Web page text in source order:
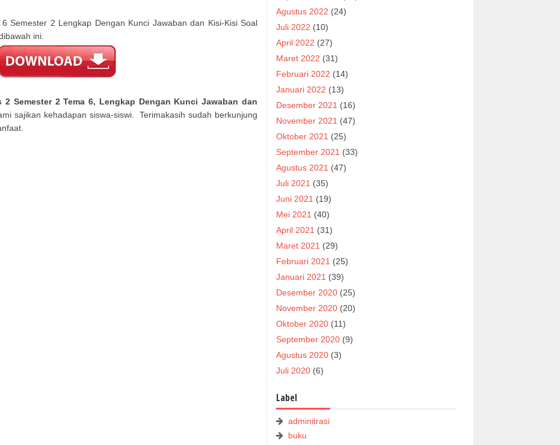
Semester 2 Lengkap Dengan Kunci Jawaban dan Kisi-Kisi Soal
ini:
2 Semester 2 Tema 6, Lengkap Dengan Kunci Jawaban dan
sajikan kehadapan siswa-siswi. Terimakasih sudah berkunjung
Agustus 2022 (24)
Juli 2022 (10)
April 2022 (27)
Maret 2022 (31)
Februari 2022 (14)
Januari 2022 (13)
Desember 2021 (16)
November 2021 (47)
Oktober 2021 (25)
September 2021 (33)
Agustus 2021 (47)
Juli 2021 (35)
Juni 2021 (19)
Mei 2021 (40)
April 2021 (31)
Maret 2021 (29)
Februari 2021 (25)
Januari 2021 (39)
Desember 2020 (25)
November 2020 (20)
Oktober 2020 (11)
September 2020 (9)
Agustus 2020 (3)
Juli 2020 (6)
Label
adminitrasi
buku